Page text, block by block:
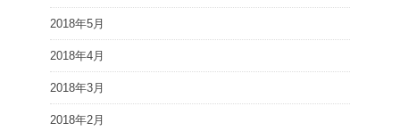
2018年5月
2018年4月
2018年3月
2018年2月